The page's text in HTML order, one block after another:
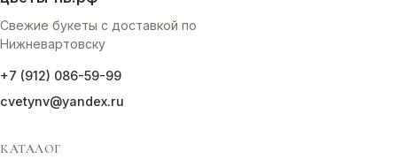
Свежие букеты с доставкой по
Нижневартовску
+7 (912) 086-59-99
cvetynv@yandex.ru
КАТАЛОГ